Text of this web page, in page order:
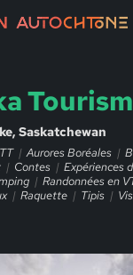
Tourism
Saskatchewan
Aurores Boréales
Contes
Expériences
Randonnées en
Raquette Tipis